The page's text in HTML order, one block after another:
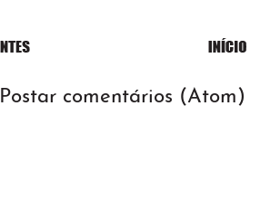
Postar comentários (Atom)